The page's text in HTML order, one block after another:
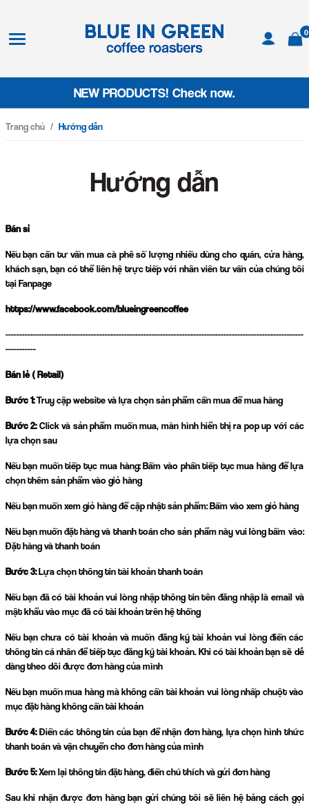
0
NEW PRODUCTS! Check now.
Trang chủ / Hướng dẫn
Hướng dẫn
Bán sỉ
Nếu bạn cần tư vấn mua cà phê số lượng nhiều dùng cho quán, cửa hàng,
khách sạn, bạn có thể liên hệ trực tiếp với nhân viên tư vấn của chúng tôi
tại Fanpage
https://www.facebook.com/blueingreencoffee
------------------------------------------------------------------------------------------------------------
-----------
Bán lẻ ( Retail)
Bước 1:Truy cập website và lựa chọn sản phẩm cần mua để mua hàng
Bước 2:Click và sản phẩm muốn mua, màn hình hiển thị ra pop up với các
lựa chọn sau
Nếu bạn muốn tiếp tục mua hàng: Bấm vào phần tiếp tục mua hàng để lựa
chọn thêm sản phẩm vào giỏ hàng
Nếu bạn muốn xem giỏ hàng để cập nhật sản phẩm: Bấm vào xem giỏ hàng
Nếu bạn muốn đặt hàng và thanh toán cho sản phẩm này vui lòng bấm vào:
Đặt hàng và thanh toán
Bước 3:Lựa chọn thông tin tài khoản thanh toán
Nếu bạn đã có tài khoản vui lòng nhập thông tin tên đăng nhập là email và
mật khẩu vào mục đã có tài khoản trên hệ thống
Nếu bạn chưa có tài khoản và muốn đăng ký tài khoản vui lòng điền các
thông tin cá nhân để tiếp tục đăng ký tài khoản. Khi có tài khoản bạn sẽ dễ
dàng theo dõi được đơn hàng của mình
Nếu bạn muốn mua hàng mà không cần tài khoản vui lòng nhấp chuột vào
mục đặt hàng không cần tài khoản
Bước 4:Điền các thông tin của bạn để nhận đơn hàng, lựa chọn hình thức
thanh toán và vận chuyển cho đơn hàng của mình
Bước 5:Xem lại thông tin đặt hàng, điền chú thích và gửi đơn hàng
Sau khi nhận được đơn hàng bạn gửi chúng tôi sẽ liên hệ bằng cách gọi